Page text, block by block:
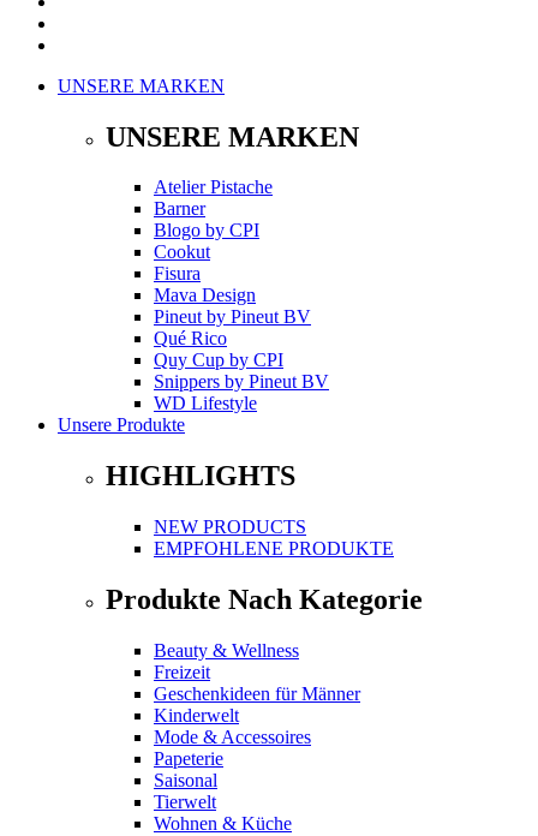
UNSERE MARKEN
UNSERE MARKEN
Atelier Pistache
Barner
Blogo by CPI
Cookut
Fisura
Mava Design
Pineutby Pineut BV
Qué Rico
Quy Cup by CPI
Snippers by Pineut BV
WD Lifestyle
Unsere Produkte
HIGHLIGHTS
NEW PRODUCTS
EMPFOHLENE PRODUKTE
Produkte Nach Kategorie
Beauty & Wellness
Freizeit
Geschenkideen für Männer
Kinderwelt
Mode & Accessoires
Papeterie
Saisonal
Tierwelt
Wohnen & Küche